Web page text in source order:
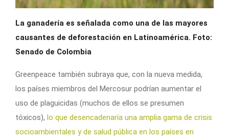
La ganadería es señalada como una de las mayores
causantes de deforestación en Latinoamérica. Foto:
Senado de Colombia
Greenpeace también subraya que, con la nueva medida,
los países miembros del Mercosur podrían aumentar el
uso de plaguicidas (muchos de ellos se presumen
tóxicos), lo que desencadenaría una amplia gama de crisis
socioambientales y de salud pública en los países en